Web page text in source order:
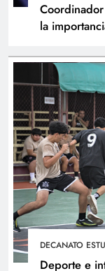
la
DECANATO
Deporte e